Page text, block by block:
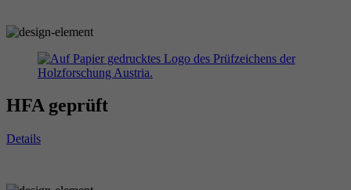
HFA geprüft
Details